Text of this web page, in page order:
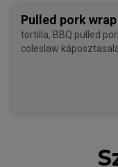
Pulled pork wrap
tortilla, BBQ pulled pork, bacon, jalapeno,